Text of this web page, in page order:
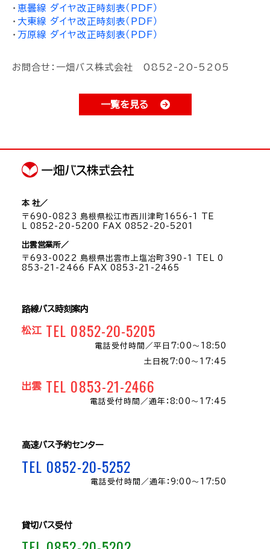
・ 恵曇線 ダイヤ改正時刻表（PDF）
・ 大東線 ダイヤ改正時刻表（PDF）
・万原線 ダイヤ改正時刻表（PDF）
お問合せ：一畑バス株式会社 0852-20-5205
一覧を見る
本 社／
〒690-0823 島根県松江市西川津町1656-1 TE
L 0852-20-5200 FAX 0852-20-5201
出雲営業所／
〒693-0022 島根県出雲市上塩冶町390-1 TEL 0
853-21-2466 FAX 0853-21-2465
路線バス時刻案内
松江 TEL 0852-20-5205
電話受付時間／平日7:00～18:50
土日祝7:00～17:45
出雲 TEL 0853-21-2466
電話受付時間／通年：8:00〜17:45
高速バス予約センター
TEL 0852-20-5252
電話受付時間／通年：9:00～17:50
貸切バス受付